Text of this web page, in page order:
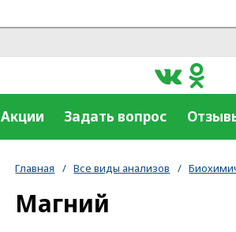
Акции Задать вопрос
Главная / Все виды анализов /
Магний